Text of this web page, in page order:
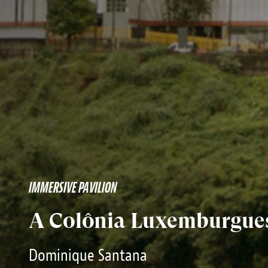
IMMERSIVE PAVILION
A Colônia
Dominique Santana